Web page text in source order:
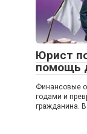
Юрист
помощь
Финансовые
годами и
гражданина.